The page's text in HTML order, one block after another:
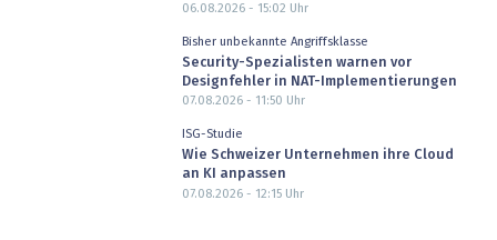
06.08.2026 - 15:02 Uhr
Bisher unbekannte Angriffsklasse
Security-Spezialisten warnen vor
Designfehler in NAT-Implementierungen
07.08.2026 - 11:50 Uhr
ISG-Studie
Wie Schweizer Unternehmen ihre Cloud
an KI anpassen
07.08.2026 - 12:15Uhr